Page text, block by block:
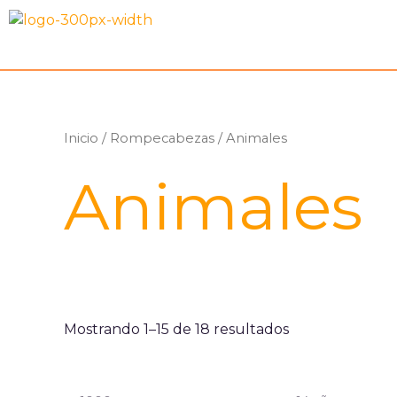
Ir
Inicio / Rompecabezas / Animales
Animales
Mostrando 1–15 de 18 resultados